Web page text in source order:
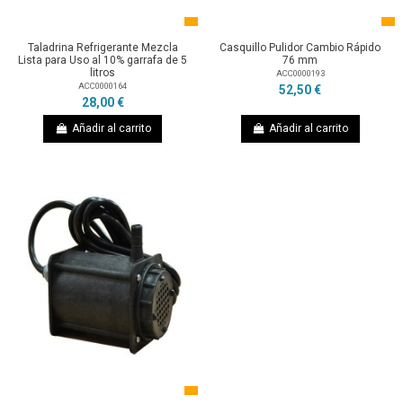
Taladrina Refrigerante Mezcla
Lista para Uso al 10% garrafa de 5
litros
ACC0000164
28,00 €
Añadir al carrito
Casquillo Pulidor Cambio Rápido
76 mm
ACC0000193
52,50 €
Añadir al carrito